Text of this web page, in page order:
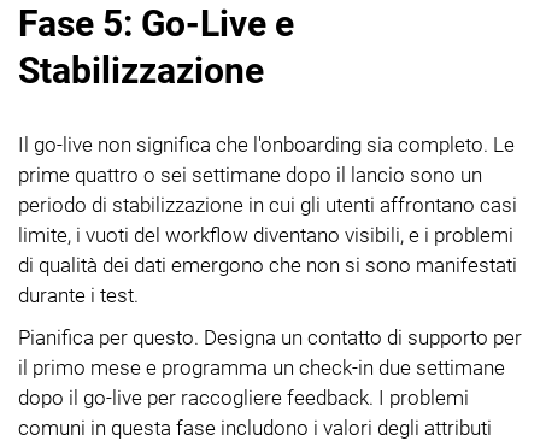
Fase 5: Go-Live e
Stabilizzazione
Il go-live non significa che l'onboarding sia completo. Le
prime quattro o sei settimane dopo il lancio sono un
periodo di stabilizzazione in cui gli utenti affrontano casi
limite, i vuoti del workflow diventano visibili, e i problemi
di qualità dei dati emergono che non si sono manifestati
durante i test.
Pianifica per questo. Designa un contatto di supporto per
il primo mese e programma un check-in due settimane
dopo il go-live per raccogliere feedback. I problemi
comuni in questa fase includono i valori degli attributi